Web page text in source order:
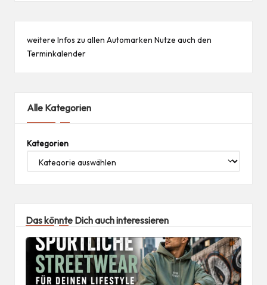
weitere Infos zu allen Automarken Nutze auch den
Terminkalender
Alle Kategorien
Kategorien
Das könnte Dich auch interessieren